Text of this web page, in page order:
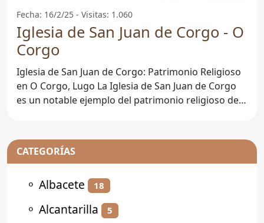
Fecha: 16/2/25 - Visitas: 1.060
Iglesia de San Juan de Corgo - O
Corgo
Iglesia de San Juan de Corgo: Patrimonio Religioso
en O Corgo, Lugo La Iglesia de San Juan de Corgo
es un notable ejemplo del patrimonio religioso de
CATEGORÍAS
⚬ Albacete 18
⚬ Alcantarilla 5